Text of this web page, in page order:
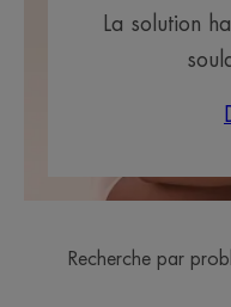
La solution
Recherche par